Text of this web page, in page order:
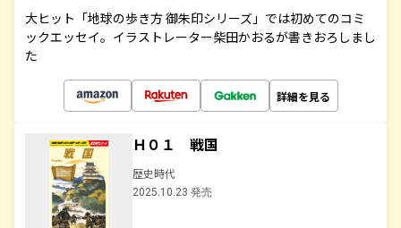
大ヒット「地球の歩き方 御朱印シリーズ」では初めてのコミ
ックエッセイ。イラストレーター柴田かおるが書きおろしまし
た
詳細を見る
Ｈ０１ 戦国
歴史時代
2025.10.23 発売